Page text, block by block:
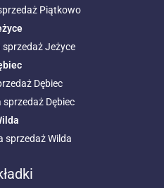
Piątkowo
Jeżyce
Dębiec
sprzedaż Dębiec
sprzedaż Wilda